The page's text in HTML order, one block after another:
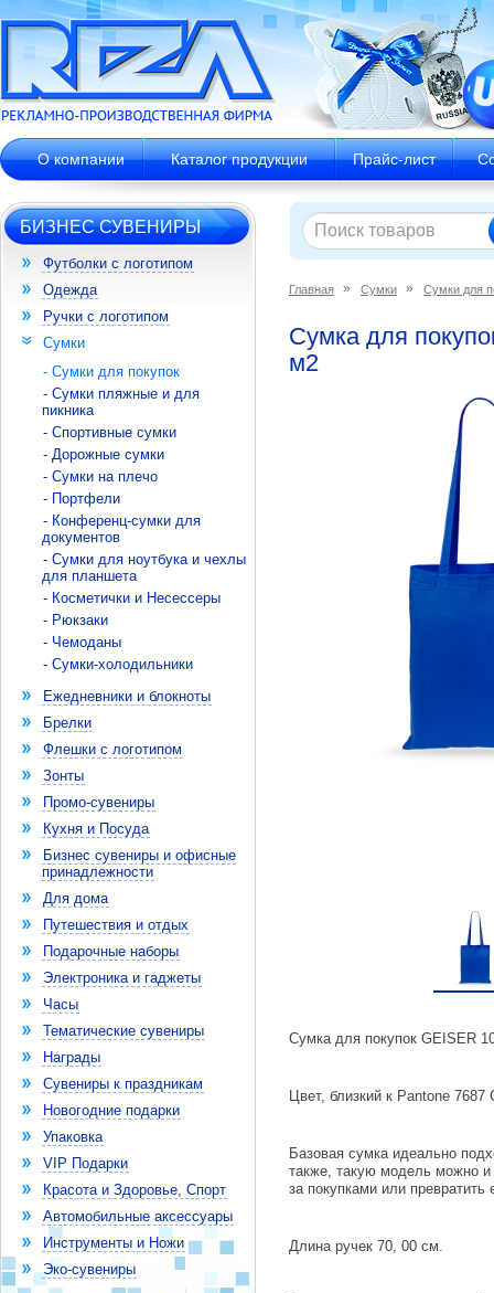
О компании Каталог продукции Прайс-лист
БИЗНЕС СУВЕНИРЫ
Футболки с логотипом
Одежда
Ручки с логотипом
Сумки
- Сумки для покупок
- Сумки пляжные и для
пикника
- Спортивные сумки
- Дорожные сумки
- Сумки на плечо
- Портфели
- Конференц-сумки для
документов
- Сумки для ноутбука и чехлы
для планшета
- Косметички и Несессеры
- Рюкзаки
- Чемоданы
- Сумки-холодильники
Ежедневники и блокноты
Брелки
Флешки с логотипом
Зонты
Промо-сувениры
Кухня и Посуда
Бизнес сувениры и офисные
принадлежности
Для дома
Путешествия и отдых
Подарочные наборы
Электроника и гаджеты
Часы
Тематические сувениры
Награды
Сувениры к праздникам
Новогодние подарки
Упаковка
VIP Подарки
Красота и Здоровье, Спорт
Автомобильные аксессуары
Инструменты и Ножи
Эко-сувениры
Главная Сумки Сумки для
Сумка для
м2
Сумка для покупок GEISER
Цвет, близкий к Pantone 7687
Базовая сумка идеально
также, такую модель можно и
за покупками или
Длина ручек 70, 00 см.